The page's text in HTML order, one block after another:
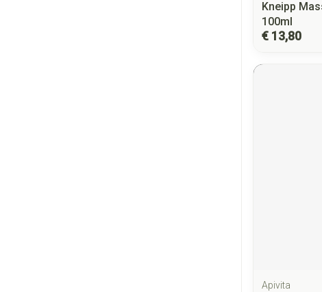
Kneipp
100ml
€ 13,80
Apivita